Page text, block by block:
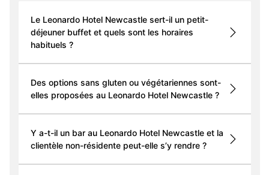
Le Leonardo Hotel Newcastle sert-il un petit-
déjeuner buffet et quels sont les horaires
habituels ?
Des options sans gluten ou végétariennes sont-
elles proposées au Leonardo Hotel Newcastle ?
Y a-t-il un bar au Leonardo Hotel Newcastle et la
clientèle non-résidente peut-elle s’y rendre ?